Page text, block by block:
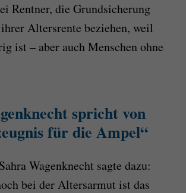
Rentner, die Grundsicherung
Altersrente beziehen, weil
ist – aber auch Menschen ohne
spricht von
für die Ampel“
Wagenknecht sagte dazu:
bei der Altersarmut ist das